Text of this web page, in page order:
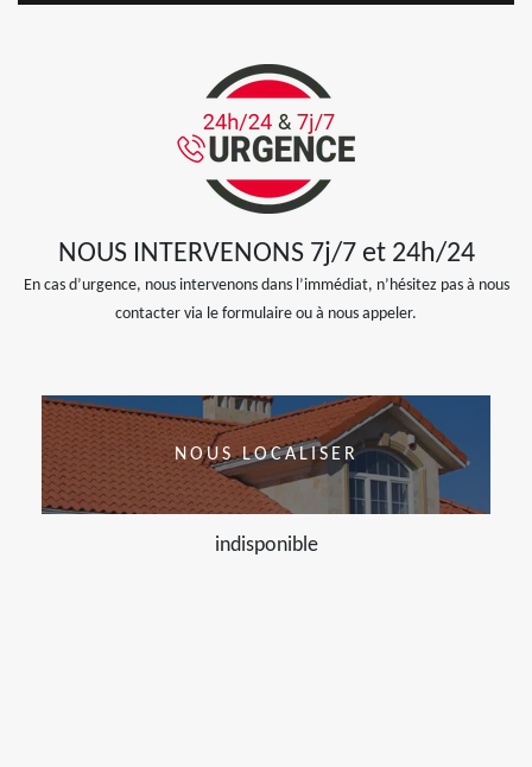
NOUS INTERVENONS 7j/7 et 24h/24
En cas d’urgence, nous intervenons dans l’immédiat, n’hésitez pas à nous
contacter via le formulaire ou à nous appeler.
NOUS LOCALISER
indisponible